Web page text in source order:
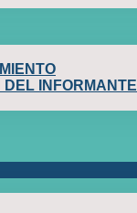
DEL INFORMANTE